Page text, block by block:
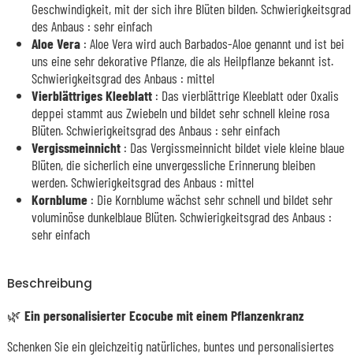
Geschwindigkeit, mit der sich ihre Blüten bilden. Schwierigkeitsgrad
des Anbaus : sehr einfach
Aloe Vera : Aloe Vera wird auch Barbados-Aloe genannt und ist bei
uns eine sehr dekorative Pflanze, die als Heilpflanze bekannt ist.
Schwierigkeitsgrad des Anbaus : mittel
Vierblättriges Kleeblatt : Das vierblättrige Kleeblatt oder Oxalis
deppei stammt aus Zwiebeln und bildet sehr schnell kleine rosa
Blüten. Schwierigkeitsgrad des Anbaus : sehr einfach
Vergissmeinnicht : Das Vergissmeinnicht bildet viele kleine blaue
Blüten, die sicherlich eine unvergessliche Erinnerung bleiben
werden. Schwierigkeitsgrad des Anbaus : mittel
Kornblume : Die Kornblume wächst sehr schnell und bildet sehr
voluminöse dunkelblaue Blüten. Schwierigkeitsgrad des Anbaus :
sehr einfach
Beschreibung
🌿 Ein personalisierter Ecocube mit einem Pflanzenkranz
Schenken Sie ein gleichzeitig natürliches, buntes und personalisiertes